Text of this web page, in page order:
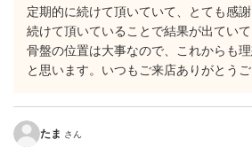
定期的に続けて頂いていて、とても感謝
続けて頂いていることで結果が出てい
骨盤の位置は大事なので、これからも
と思います。いつもご来店ありがとうご
たま さん